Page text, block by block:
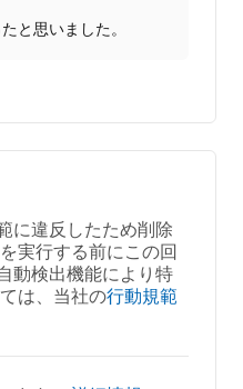
と思いました。
に違反したため削除
実行する前にこの回
動検出機能により特
は、当社の行動規範